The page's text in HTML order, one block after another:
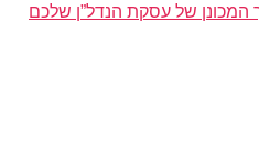
של עסקת הנדל”ן שלכם